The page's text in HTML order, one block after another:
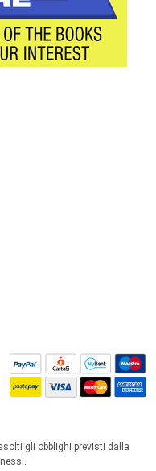
gli obblighi previsti dalla